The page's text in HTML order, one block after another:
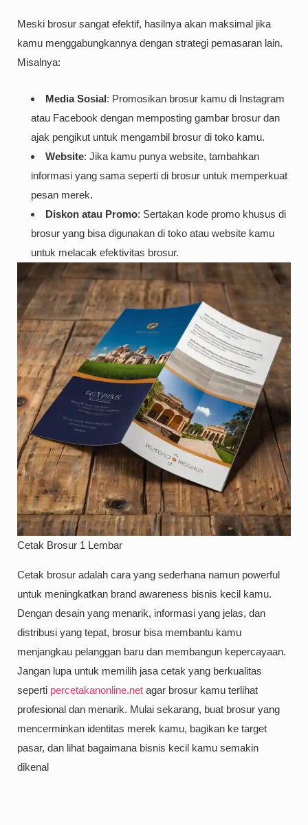
Meski brosur sangat efektif, hasilnya akan maksimal jika
kamu menggabungkannya dengan strategi pemasaran lain.
Misalnya:
Media Sosial: Promosikan brosur kamu di Instagram
atau Facebook dengan memposting gambar brosur dan
ajak pengikut untuk mengambil brosur di toko kamu.
Website: Jika kamu punya website, tambahkan
informasi yang sama seperti di brosur untuk memperkuat
pesan merek.
Diskon atau Promo: Sertakan kode promo khusus di
brosur yang bisa digunakan di toko atau website kamu
untuk melacak efektivitas brosur.
Cetak Brosur 1 Lembar
Cetak brosur adalah cara yang sederhana namun powerful
untuk meningkatkan brand awareness bisnis kecil kamu.
Dengan desain yang menarik, informasi yang jelas, dan
distribusi yang tepat, brosur bisa membantu kamu
menjangkau pelanggan baru dan membangun kepercayaan.
Jangan lupa untuk memilih jasa cetak yang berkualitas
seperti percetakanonline.net agar brosur kamu terlihat
profesional dan menarik. Mulai sekarang, buat brosur yang
mencerminkan identitas merek kamu, bagikan ke target
pasar, dan lihat bagaimana bisnis kecil kamu semakin
dikenal